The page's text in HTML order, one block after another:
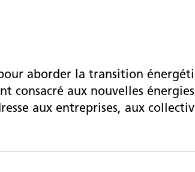
aborder la transition
consacré aux nouvelles
aux entreprises, aux